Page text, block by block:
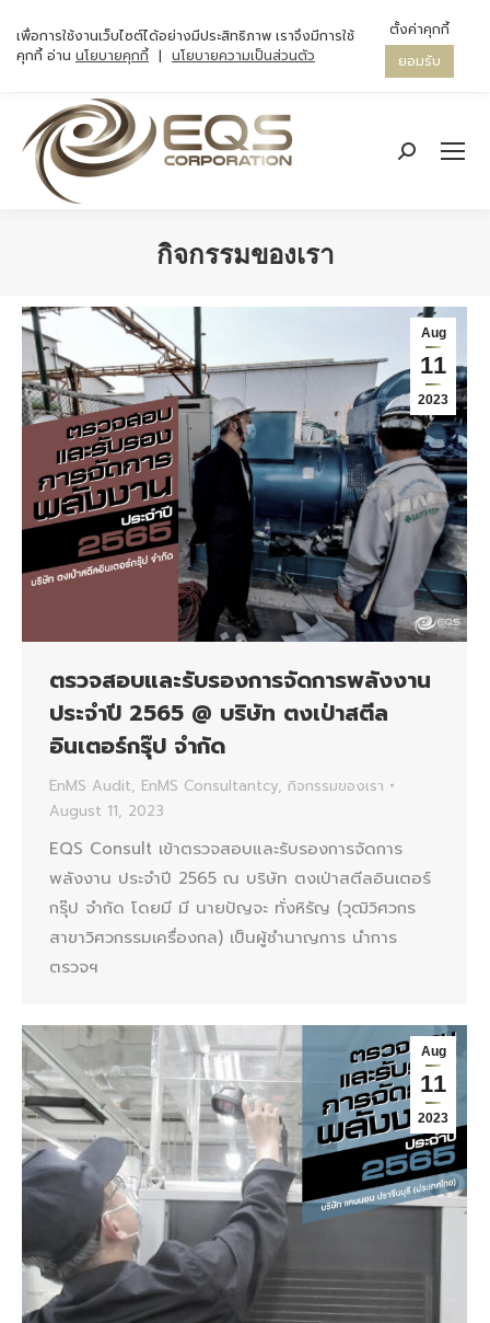
Search:
กิจกรรมของเรา
Aug
11
2023
ตรวจสอบและรับรองการจัดการพลังงาน
ประจำปี 2565 @ บริษัท ตงเป่าสตีล
อินเตอร์กรุ๊ป จำกัด
EnMS Audit, EnMS Consultantcy, กิจกรรมของเรา
August 11, 2023
EQS Consult เข้าตรวจสอบและรับรองการจัดการ
พลังงาน ประจำปี 2565 ณ บริษัท ตงเป่าสตีลอินเตอร์
กรุ๊ป จำกัด โดยมี มี นายปัญจะ ทั่งหิรัญ (วุฒิวิศวกร
สาขาวิศวกรรมเครื่องกล) เป็นผู้ชำนาญการ นำการ
ตรวจฯ
Aug
11
2023
เพื่อการใช้งานเว็บไซต์ได้อย่างมีประสิทธิภาพ เราจึงมีการใช้
คุกกี้ อ่าน นโยบายคุกกี้ | นโยบายความเป็นส่วนตัว
ตั้งค่าคุกกี้
ยอมรับ